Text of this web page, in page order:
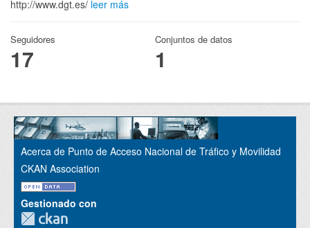
http://www.dgt.es/ leer más
Seguidores
17
Conjuntos de datos
1
Acerca de Punto de Acceso Nacional de Tráfico y Movilidad
CKAN Association
Gestionado con